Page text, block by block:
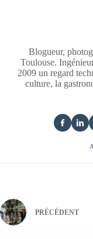
Blogueur,
Toulouse.
2009 un regard
culture, la
PRÉCÉDENT